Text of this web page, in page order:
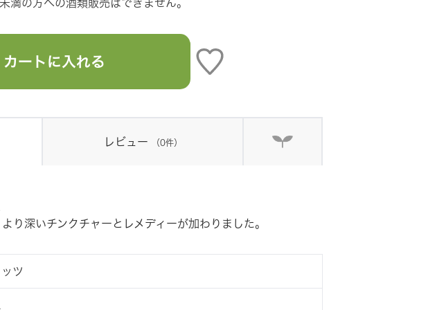
満の方への酒類販売はできません。
カートに入れる
レビュー （0件）
深いチンクチャーとレメディーが加わりました。
ツ